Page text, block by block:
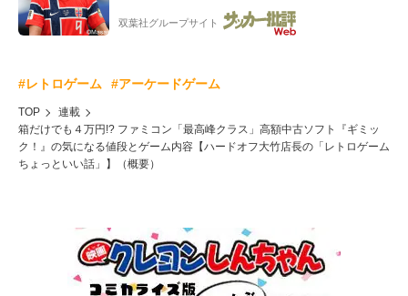
ー”映像が話題!「元気をもらった」
双葉社グループサイト
#レトロゲーム #アーケードゲーム
TOP
連載
箱だけでも４万円!? ファミコン「最高峰クラス」高額中古ソフト『ギミッ
ク！』の気になる値段とゲーム内容【ハードオフ大竹店長の「レトロゲーム
ちょっといい話」】（概要）